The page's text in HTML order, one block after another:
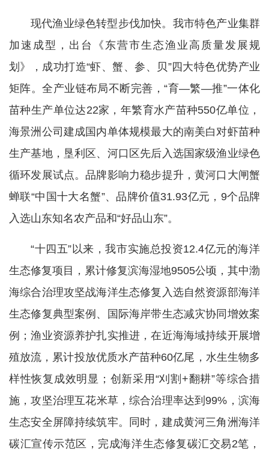
现代渔业绿色转型步伐加快。我市特色产业集群
加速成型，出台《东营市生态渔业高质量发展规
划》，成功打造“虾、蟹、参、贝”四大特色优势产业
矩阵。全产业链布局不断完善，“育—繁—推”一体化
苗种生产单位达22家，年繁育水产苗种550亿单位，
海景洲公司建成国内单体规模最大的南美白对虾苗种
生产基地，垦利区、河口区先后入选国家级渔业绿色
循环发展试点。品牌影响力稳步提升，黄河口大闸蟹
蝉联“中国十大名蟹”、品牌价值31.93亿元，9个品牌
入选山东知名农产品和“好品山东”。
“十四五”以来，我市实施总投资12.4亿元的海洋
生态修复项目，累计修复滨海湿地9505公顷，其中渤
海综合治理攻坚战海洋生态修复入选自然资源部海洋
生态修复典型案例、国际海岸带生态减灾协同增效案
例；渔业资源养护扎实推进，在近海海域持续开展增
殖放流，累计投放优质水产苗种60亿尾，水生生物多
样性恢复成效明显；创新采用“刈割+翻耕”等综合措
施，攻坚治理互花米草，综合治理率达到99%，滨海
生态安全屏障持续筑牢。同时，建成黄河三角洲海洋
碳汇宣传示范区，完成海洋生态修复碳汇交易2笔，